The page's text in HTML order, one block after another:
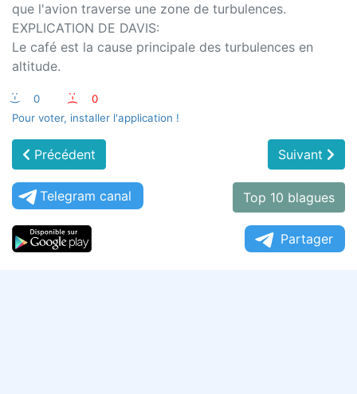
que l'avion traverse une zone de turbulences.
EXPLICATION DE DAVIS:
Le café est la cause principale des turbulences en
altitude.
:-) 0 :-(
0
Pour voter, installer l'application !
Précédent Suivant
Telegram canal Top 10 blagues
Partager